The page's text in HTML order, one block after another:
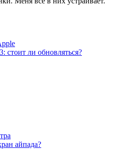
стоит ли обновляться?
айпада?